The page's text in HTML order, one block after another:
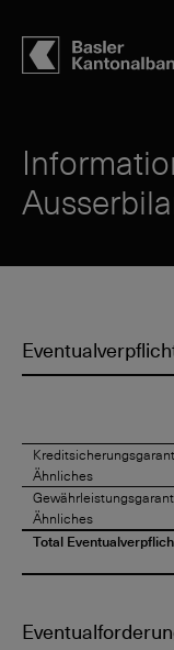
Ähnliches
Ähnliches
Total